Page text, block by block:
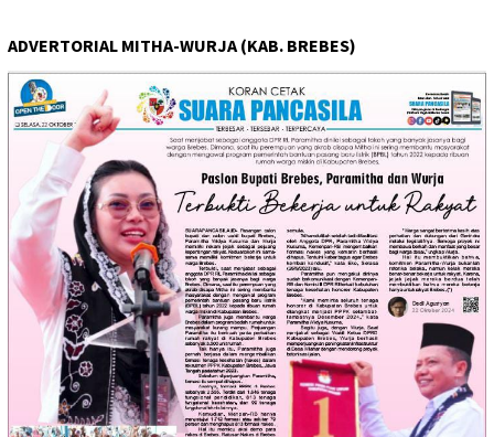
ADVERTORIAL MITHA-WURJA (KAB. BREBES)